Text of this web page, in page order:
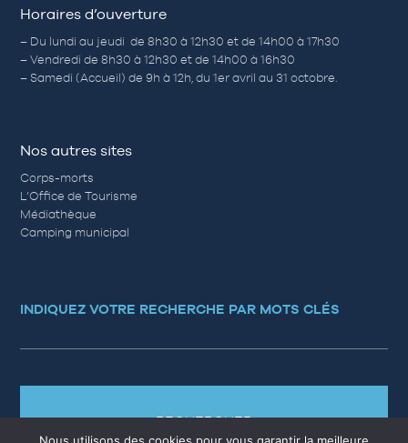
Horaires d’ouverture
– Du lundi au jeudi de 8h30 à 12h30 et de 14h00 à 17h30
– Vendredi de 8h30 à 12h30 et de 14h00 à 16h30
– Samedi (Accueil) de 9h à 12h, du 1er avril au 31 octobre.
Nos autres sites
Corps-morts
L’Office de Tourisme
Médiathèque
Camping municipal
INDIQUEZ VOTRE RECHERCHE PAR MOTS CLÉS
RECHERCHER